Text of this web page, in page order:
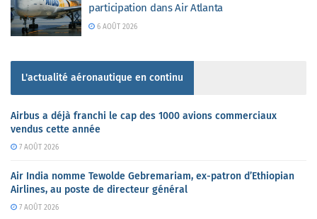
participation dans Air Atlanta
6 AOÛT 2026
L'actualité aéronautique en continu
Airbus a déjà franchi le cap des 1000 avions commerciaux
vendus cette année
7 AOÛT 2026
Air India nomme Tewolde Gebremariam, ex-patron d’Ethiopian
Airlines, au poste de directeur général
7 AOÛT 2026